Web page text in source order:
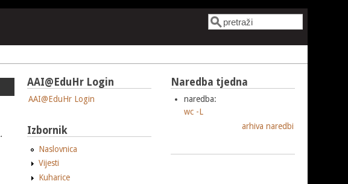
Obrazac pretrage
Pretraga
.
AAI@EduHr Login
AAI@EduHr Login
Izbornik
Naslovnica
Vijesti
Kuharice
Naredba tjedna
naredba:
wc -L
arhiva naredbi